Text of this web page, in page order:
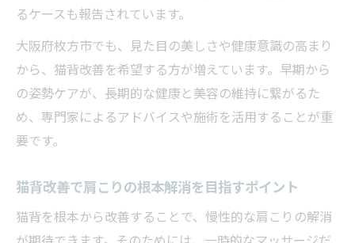
るケースも報告されています。
大阪府枚方市でも、見た目の美しさや健康意識の高まり
から、猫背改善を希望する方が増えています。早期から
の姿勢ケアが、長期的な健康と美容の維持に繋がるた
め、専門家によるアドバイスや施術を活用することが重
要です。
猫背改善で肩こりの根本解消を目指すポイント
猫背を根本から改善することで、慢性的な肩こりの解消